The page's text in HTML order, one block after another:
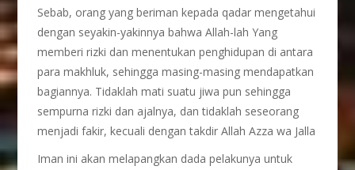
Sebab, orang yang beriman kepada qadar mengetahui
dengan seyakin-yakinnya bahwa Allah-lah Yang
memberi rizki dan menentukan penghidupan di antara
para makhluk, sehingga masing-masing mendapatkan
bagiannya. Tidaklah mati suatu jiwa pun sehingga
sempurna rizki dan ajalnya, dan tidaklah seseorang
menjadi fakir, kecuali dengan takdir Allah Azza wa Jalla
Iman ini akan melapangkan dada pelakunya untuk